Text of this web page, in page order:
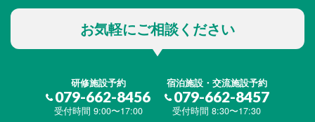
お気軽にご相談ください
研修施設予約
079-662-8456
受付時間 9:00〜17:00
宿泊施設・交流施設予約
079-662-8457
受付時間 8:30〜17:30